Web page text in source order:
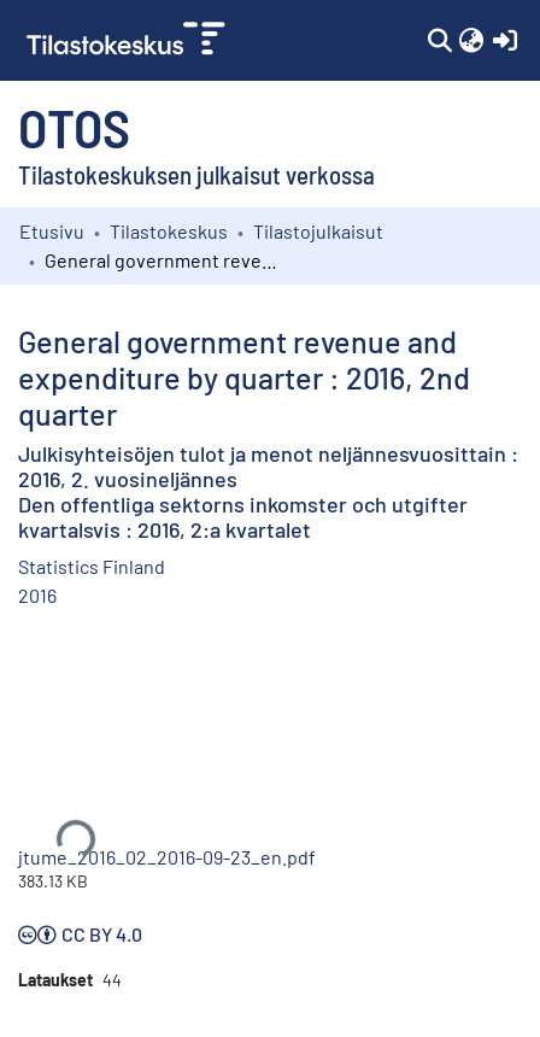
OTOS
Tilastokeskuksen julkaisut verkossa
Kokoelmat
Etusivu Tilastokeskus
Tilastojulkaisut
General government revenue and
expenditure by quarter : 2016, 2nd
quarter
Julkisyhteisöjen tulot ja menot neljännesvuosittain :
2016, 2. vuosineljännes
Den offentliga sektorns inkomster och utgifter
kvartalsvis : 2016, 2:a kvartalet
Statistics Finland
2016
Ladataan...
jtume_2016_02_2016-09-23_en.pdf
383.13 KB
CC BY 4.0
Lataukset 44